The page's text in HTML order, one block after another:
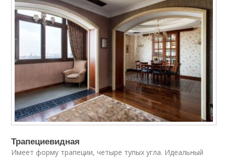
Трапециевидная
Имеет форму трапеции, четыре тупых угла. Идеальный